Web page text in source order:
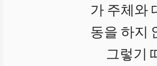
가 주체와
동을 하지
그렇기